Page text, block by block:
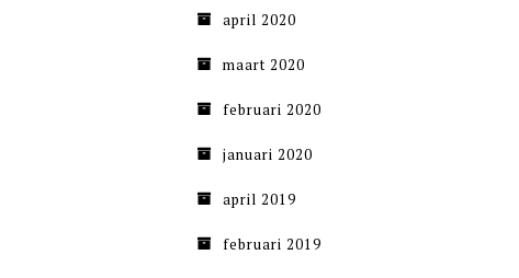
april 2020
maart 2020
februari 2020
januari 2020
april 2019
februari 2019